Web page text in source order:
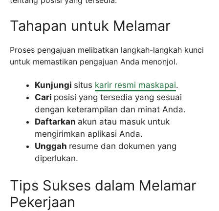
Tahapan untuk Melamar
Proses pengajuan melibatkan langkah-langkah kunci
untuk memastikan pengajuan Anda menonjol.
Kunjungi situs karir resmi maskapai.
Cari posisi yang tersedia yang sesuai
dengan keterampilan dan minat Anda.
Daftarkan akun atau masuk untuk
mengirimkan aplikasi Anda.
Unggah resume dan dokumen yang
diperlukan.
Tips Sukses dalam Melamar
Pekerjaan